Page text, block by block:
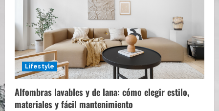
Lifestyle
Alfombras lavables y de lana: cómo elegir estilo,
materiales y fácil mantenimiento